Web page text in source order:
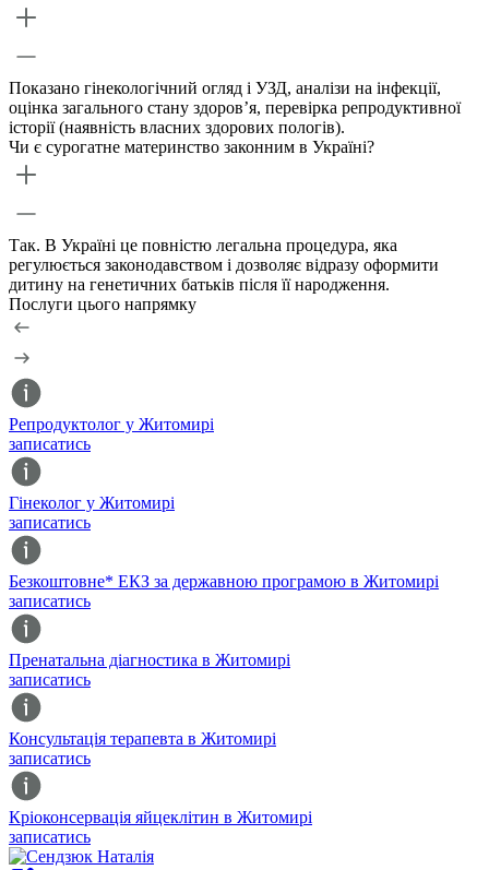
Показано гінекологічний огляд і УЗД, аналізи на інфекції,
оцінка загального стану здоров’я, перевірка репродуктивної
історії (наявність власних здорових пологів).
Чи є сурогатне материнство законним в Україні?
Так. В Україні це повністю легальна процедура, яка
регулюється законодавством і дозволяє відразу оформити
дитину на генетичних батьків після її народження.
Послуги цього напрямку
Репродуктолог у Житомирі
записатись
Гінеколог у Житомирі
записатись
Безкоштовне* ЕКЗ за державною програмою в Житомирі
записатись
Пренатальна діагностика в Житомирі
записатись
Консультація терапевта в Житомирі
записатись
Кріоконсервація яйцеклітин в Житомирі
записатись